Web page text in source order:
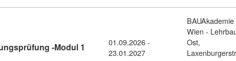
-Modul 1
Vorbereitung zur Baumeister*innenbefähigungsprüfung -Modul
01.09.2026 -
23.01.2027
BAUAkademie
Wien -
Ost,